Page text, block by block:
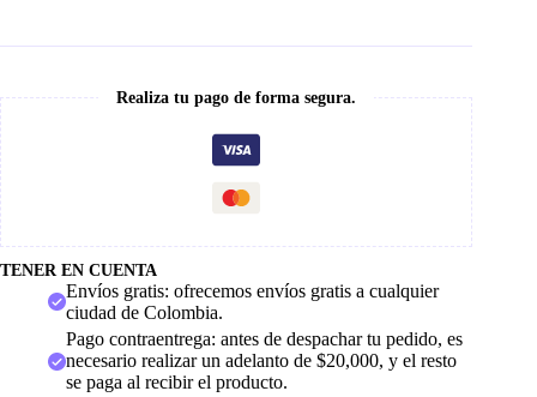
Realiza tu pago de forma segura.
TENER EN CUENTA
Envíos gratis: ofrecemos envíos gratis a cualquier
ciudad de Colombia.
Pago contraentrega: antes de despachar tu pedido, es
necesario realizar un adelanto de $20,000, y el resto
se paga al recibir el producto.